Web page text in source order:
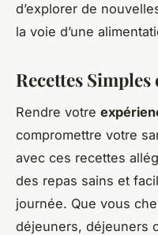
d’explorer de
la voie d’une
Recettes Simples
Rendre votre
compromettre votre
avec ces recettes
des repas sains et
journée. Que vous
déjeuners, déjeuners